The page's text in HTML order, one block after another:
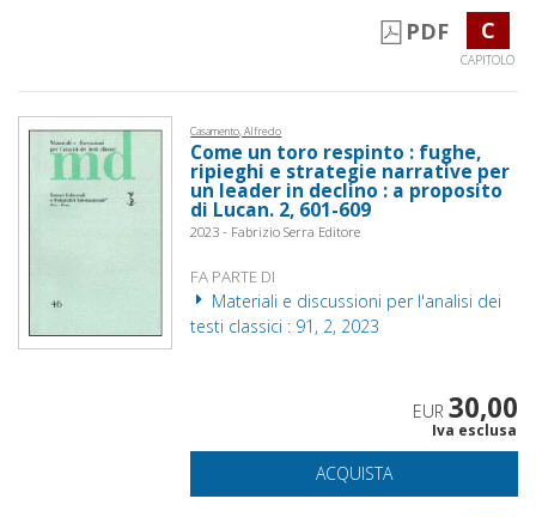
PDF C
CAPITOLO
Casamento, Alfredo
Come un toro respinto : fughe,
ripieghi e strategie narrative per
un leader in declino : a proposito
di Lucan. 2, 601-609
2023 - Fabrizio Serra Editore
FA PARTE DI
Materiali e discussioni per l'analisi dei
testi classici : 91, 2, 2023
EUR 30,00
Iva esclusa
ACQUISTA